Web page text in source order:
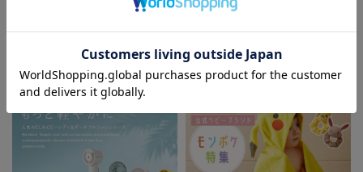
FEATURE
ベビー服/ベビー用品に関する特集
お気に入り商品を確認する